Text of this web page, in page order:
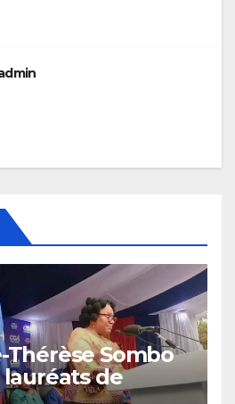
Thérèse Sombo
de